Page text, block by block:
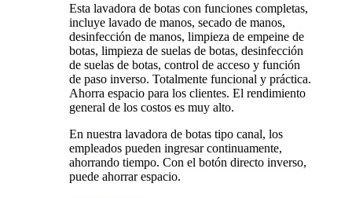
Esta lavadora de botas con funciones completas,
incluye lavado de manos, secado de manos,
desinfección de manos, limpieza de empeine de
botas, limpieza de suelas de botas, desinfección
de suelas de botas, control de acceso y función
de paso inverso. Totalmente funcional y práctica.
Ahorra espacio para los clientes. El rendimiento
general de los costos es muy alto.
En nuestra lavadora de botas tipo canal, los
empleados pueden ingresar continuamente,
ahorrando tiempo. Con el botón directo inverso,
puede ahorrar espacio.